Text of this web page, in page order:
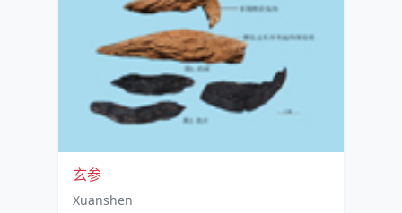
玄参
Xuanshen